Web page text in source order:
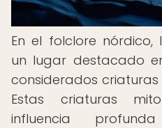
En el folclore
un lugar destacado
considerados
Estas criaturas
influencia